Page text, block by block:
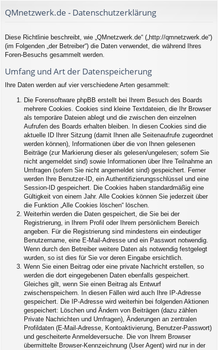
QMnetzwerk.de - Datenschutzerklärung
Diese Richtlinie beschreibt, wie „QMnetzwerk.de“ („http://qmnetzwerk.de“)
(im Folgenden „der Betreiber“) die Daten verwendet, die während Ihres
Foren-Besuchs gesammelt werden.
Umfang und Art der Datenspeicherung
Ihre Daten werden auf vier verschiedene Arten gesammelt:
Die Forensoftware phpBB erstellt bei Ihrem Besuch des Boards
mehrere Cookies. Cookies sind kleine Textdateien, die Ihr Browser
als temporäre Dateien ablegt und die zwischen den einzelnen
Aufrufen des Boards erhalten bleiben. In diesen Cookies sind die
aktuelle ID Ihrer Sitzung (damit Ihnen alle Seitenaufrufe zugeordnet
werden können), Informationen über die von Ihnen gelesenen
Beiträge (zur Markierung dieser als gelesen/ungelesen; sofern Sie
nicht angemeldet sind) sowie Informationen über Ihre Teilnahme an
Umfragen (sofern Sie nicht angemeldet sind) gespeichert. Ferner
werden Ihre Benutzer-ID, ein Authentifizierungsschlüssel und eine
Session-ID gespeichert. Die Cookies haben standardmäßig eine
Gültigkeit von einem Jahr. Alle Cookies können Sie jederzeit über
die Funktion „Alle Cookies löschen“ löschen.
Weiterhin werden die Daten gespeichert, die Sie bei der
Registrierung, in Ihrem Profil oder Ihrem persönlichem Bereich
angeben. Für die Registrierung sind mindestens ein eindeutiger
Benutzername, eine E-Mail-Adresse und ein Passwort notwendig.
Wenn durch den Betreiber weitere Daten als notwendig festgelegt
wurden, so ist dies für Sie vor deren Eingabe ersichtlich.
Wenn Sie einen Beitrag oder eine private Nachricht erstellen, so
werden die dort eingegebenen Daten ebenfalls gespeichert.
Gleiches gilt, wenn Sie einen Beitrag als Entwurf
zwischenspeichern. In diesen Fällen wird auch Ihre IP-Adresse
gespeichert. Die IP-Adresse wird weiterhin bei folgenden Aktionen
gespeichert: Löschen und Ändern von Beiträgen (dazu zählen
Private Nachrichten und Umfragen), Änderungen an zentralen
Profildaten (E-Mail-Adresse, Kontoaktivierung, Benutzer-Passwort)
und gescheiterte Anmeldeversuche. Die von Ihrem Browser
übermittelte Browser-Kennzeichnung (User Agent) wird nur in der